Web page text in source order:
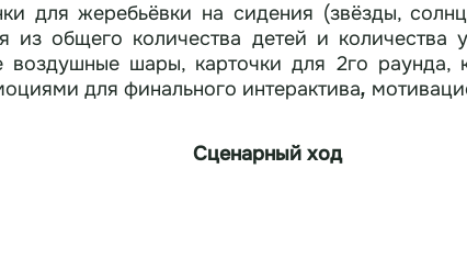
для жеребьёвки на сидения (звёзды,
количества детей и количества участников
воздушные шары, карточки для 2го раунда,
для финального интерактива,
Сценарный ход